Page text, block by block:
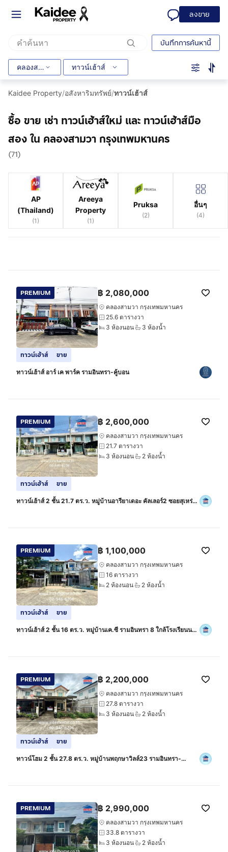
ลงขาย
บันทึกการค้นหานี้
คลองสามวา ทาวน์เฮ้าส์
Kaidee Property/อสังหาริมทรัพย์/ทาวน์เฮ้าส์
ซื้อ ขาย เช่า ทาวน์เฮ้าส์ใหม่ และ ทาวน์เฮ้าส์มือ
สอง ใน คลองสามวา กรุงเทพมหานคร
(71)
AP
(Thailand)
(1 )
Areeya
Property
(1 )
Pruksa
(2)
อื่นๆ
(4)
PREMIUM ฿ 2,080,000
คลองสามวา กรุงเทพมหานคร
25.6 ตารางวา
3 ห้องนอน
3 ห้องน้ำ
ทาวน์เฮ้าส์ ขาย
ทาวน์เฮ้าส์ อาร์ เค พาร์ค รามอินทรา-คู้บอน
PREMIUM ฿ 2,600,000
คลองสามวา กรุงเทพมหานคร
21.7 ตารางวา
3 ห้องนอน
2 ห้องน้ำ
ทาวน์เฮ้าส์ ขาย
ทาวน์เฮ้าส์ 2 ชั้น 21.7 ตร.ว. หมู่บ้านอารียาเดอะ คัลเลอร์2 ซอยสุเหร่า
PREMIUM ฿ 1,100,000
คลองสามวา กรุงเทพมหานคร
16 ตารางวา
2 ห้องนอน
2 ห้องน้ำ
ทาวน์เฮ้าส์ ขาย
ทาวน์เฮ้าส์ 2 ชั้น 16 ตร.ว. หมู่บ้านเค.ซี รามอินทรา 8 ใกล้โรงเรียนนวมิ
PREMIUM ฿ 2,200,000
คลองสามวา กรุงเทพมหานคร
27.8 ตารางวา
3 ห้องนอน
2 ห้องน้ำ
ทาวน์เฮ้าส์ ขาย
ทาวน์โฮม 2 ชั้น 27.8 ตร.ว. หมู่บ้านพฤกษาวิลล์23 รามอินทรา-
PREMIUM ฿ 2,990,000
คลองสามวา กรุงเทพมหานคร
33.8 ตารางวา
3 ห้องนอน
2 ห้องน้ำ